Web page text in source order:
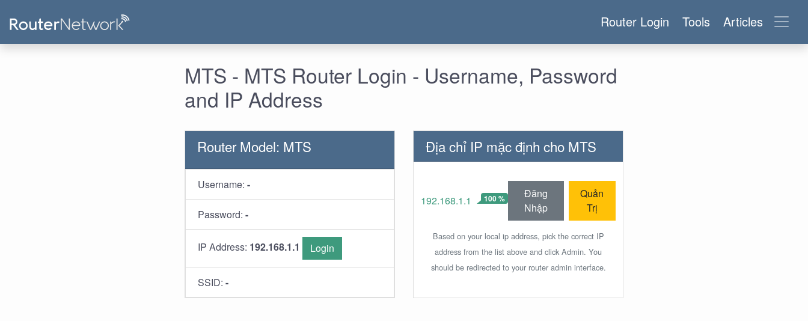
Router Login Tools Articles
MTS - MTS Router Login - Username, Password
and IP Address
Router Model: MTS
Username: -
Password: -
IP Address: 192.168.1.1 Login
SSID: -
Địa chỉ IP mặc định cho MTS
192.168.1.1 100 %
Đăng
Nhập
Quản
Trị
Based on your local ip address, pick the correct IP
address from the list above and click Admin. You
should be redirected to your router admin interface.